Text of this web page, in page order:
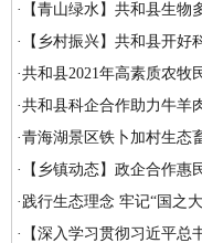
·
【青山绿水】共和县生物
·
【乡村振兴】共和县开
·共和县2021年高素质农牧
·共和县科企合作助力牛羊
·青海湖景区铁卜加村生态
·
【乡镇动态】政企合作惠
· 践行生态理念 牢记“国之
·
【深入学习贯彻习近平